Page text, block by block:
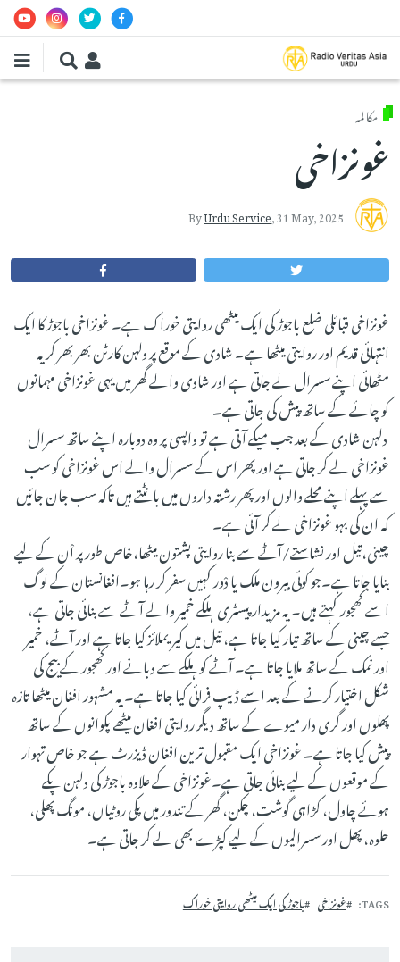
مکالمہ
غونزاخی
ByUrdu Service,31 May, 2025
غونزاخی قبائلی ضلع باجوڑ کی ایک میٹھی روایتی خوراک ہے۔ غونزاخی باجوڑ کا ایک
انتہائی قدیم اور روایتی میٹھا ہے۔ شادی کے موقع پر دلہن کارٹن بھر بھر کر یہ
مٹھائی اپنے سسرال لے جاتی ہے اور شادی والے گھر میں یہی غونزاخی مہمانوں
کو چائے کے ساتھ پیش کی جاتی ہے۔
دلہن شادی کے بعد جب میکے آتی ہے تو واپسی پر وہ دوبارہ اپنے ساتھ سسرال
غونزاخی لے کر جاتی ہے اور پھر اس کے سسرال والے اس غونزاخی کو سب
سے پہلے اپنے محلے والوں اور پھر رشتہ داروں میں بانٹتے ہیں تاکہ سب جان جائیں
کہ ان کی بہو غونزاخی لے کر آئی ہے۔
چینی،تیل اور نشاستے/آٹے سے بنا روایتی پشتون میٹھا،خاص طور پر اْن کے لیے
بنایا جاتا ہے۔جو کوئی بیرون ملک یا دْور کہیں سفر کر رہا ہو۔افغانستان کے لوگ
اسے کھجور کہتے ہیں۔ یہ مزیدار پیسٹری ہلکے خمیر والے آٹے سے بنائی جاتی ہے،
جسے چینی کے ساتھ تیار کیا جاتا ہے، تیل میں کیریملائز کیا جاتا ہے اور آٹے، خمیر
اور نمک کے ساتھ ملایا جاتا ہے۔ آٹے کو ہلکے سے دبانے اور کھجور کے بیج کی
شکل اختیار کرنے کے بعد اسے ڈیپ فرائی کیا جاتا ہے۔ یہ مشہور افغان میٹھا تازہ
پھلوں اور گری دار میوے کے ساتھ دیگر روایتی افغان میٹھے پکوانوں کے ساتھ
پیش کیا جاتا ہے۔ غونزاخی ایک مقبول ترین افغان ڈیزرٹ ہے جو خاص تہوار
کے موقعوں کے لیے بنائی جاتی ہے۔غونزاخی کے علاوہ باجوڑ کی دلہن پکے
ہوئے چاول، کڑاہی گوشت، چکن، گھر کے تندور میں پکی روٹیاں، مونگ پھلی،
حلوہ، پھل اور سسرالیوں کے لیے کپڑے بھی لے کر جاتی ہے۔
TAGS غونزاخی باجوڑ کی ایک میٹھی روایتی خوراک